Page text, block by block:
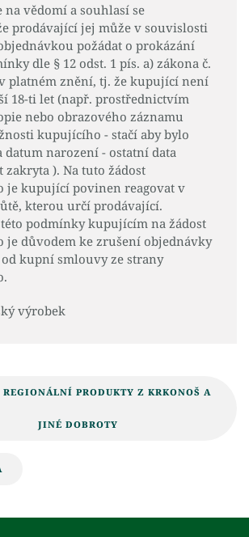
vědomí a souhlasí se
prodávající jej může v souvislosti
požádat o prokázání
dle § 12 odst. 1 pís. a) zákona č.
v platném znění, tj. že kupující není
18-ti let (např. prostřednictvím
nebo obrazového záznamu
kupujícího - stačí aby bylo
datum narození - ostatní data
zakryta ). Na tuto žádost
je kupující povinen reagovat v
kterou určí prodávající.
podmínky kupujícím na žádost
je důvodem ke zrušení objednávky
kupní smlouvy ze strany
výrobek
REGIONÁLNÍ PRODUKTY Z KRKONOŠ A
JINÉ DOBROTY